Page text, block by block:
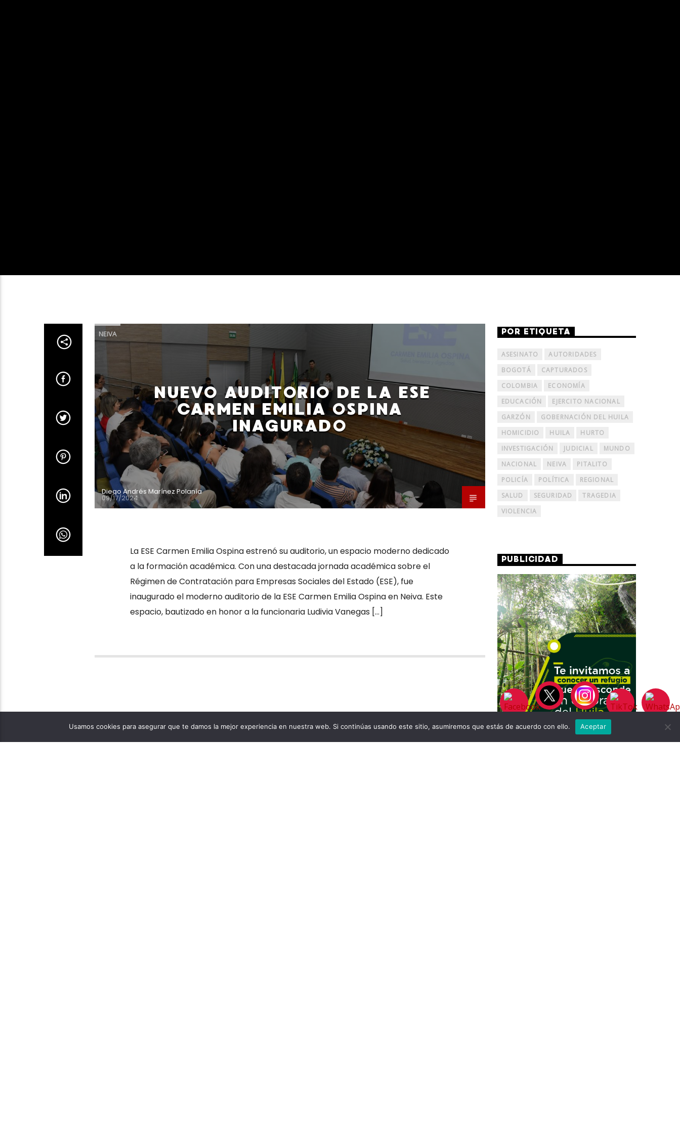
NEIVA
NUEVO AUDITORIO DE LA ESE
CARMEN EMILIA OSPINA
INAGURADO
Diego Andrés Marínez Polanía
09/17/2024
La ESE Carmen Emilia Ospina estrenó su auditorio, un espacio moderno dedicado
a la formación académica. Con una destacada jornada académica sobre el
Régimen de Contratación para Empresas Sociales del Estado (ESE), fue
inaugurado el moderno auditorio de la ESE Carmen Emilia Ospina en Neiva. Este
espacio, bautizado en honor a la funcionaria Ludivia Vanegas […]
POR ETIQUETA
ASESINATO
AUTORIDADES
BOGOTÁ
CAPTURADOS
COLOMBIA
ECONOMÍA
EDUCACIÓN
EJERCITO NACIONAL
GARZÓN
GOBERNACIÓN DEL HUILA
HOMICIDIO
HUILA
HURTO
INVESTIGACIÓN
JUDICIAL
MUNDO
NACIONAL
NEIVA
PITALITO
POLICÍA
POLÍTICA
REGIONAL
SALUD
SEGURIDAD
TRAGEDIA
VIOLENCIA
PUBLICIDAD
Usamos cookies para asegurar que te damos la mejor experiencia en nuestra web. Si continúas usando este sitio, asumiremos que estás de acuerdo con ello. Aceptar